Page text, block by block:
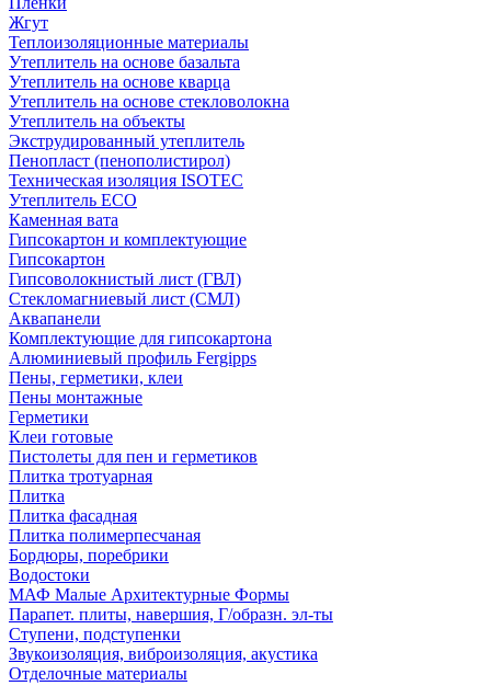
Жгут
Теплоизоляционные материалы
Утеплитель на основе базальта
Утеплитель на основе кварца
Утеплитель на основе стекловолокна
Утеплитель на объекты
Экструдированный утеплитель
Пенопласт (пенополистирол)
Техническая изоляция ISOTEC
Утеплитель ECO
Каменная вата
Гипсокартон и комплектующие
Гипсокартон
Гипсоволокнистый лист (ГВЛ)
Стекломагниевый лист (СМЛ)
Аквапанели
Комплектующие для гипсокартона
Алюминиевый профиль Fergipps
Пены, герметики, клеи
Пены монтажные
Герметики
Клеи готовые
Пистолеты для пен и герметиков
Плитка тротуарная
Плитка
Плитка фасадная
Плитка полимерпесчаная
Бордюры, поребрики
Водостоки
МАФ Малые Архитектурные Формы
Парапет. плиты, навершия, Г/образн. эл-ты
Ступени, подступенки
Звукоизоляция, виброизоляция, акустика
Отделочные материалы